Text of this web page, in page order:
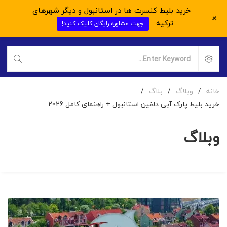
وبلاگ
خانه / وبلاگ / بلاگ /
خرید بلیط پارک آبی دلفین استانبول + راهنمای کامل 2026
خرید بلیط کنسرت ها در استانبول و دیگر شهرهای
ترکیه
جهت مشاوره رایگان کلیک کنید! +